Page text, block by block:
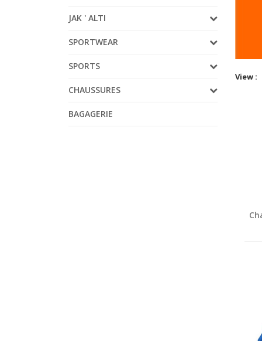
JAK ' ALTI
SPORTWEAR
SPORTS
CHAUSSURES
BAGAGERIE
View :